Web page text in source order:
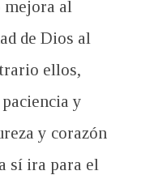
mejora al
de Dios al
ellos,
y
y corazón
sí ira para el